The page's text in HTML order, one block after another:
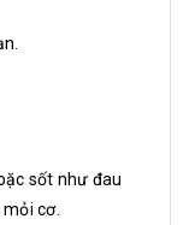
sốt như đau
cơ.